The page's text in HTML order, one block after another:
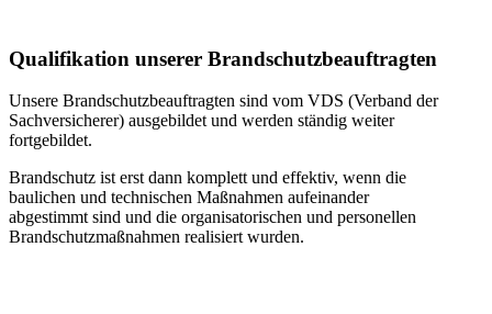
Qualifikation unserer Brandschutzbeauftragten
Unsere Brandschutzbeauftragten sind vom VDS (Verband der
Sachversicherer) ausgebildet und werden ständig weiter
fortgebildet.
Brandschutz ist erst dann komplett und effektiv, wenn die
baulichen und technischen Maßnahmen aufeinander
abgestimmt sind und die organisatorischen und personellen
Brandschutzmaßnahmen realisiert wurden.